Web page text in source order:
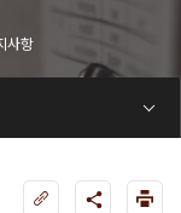
사항
행현황